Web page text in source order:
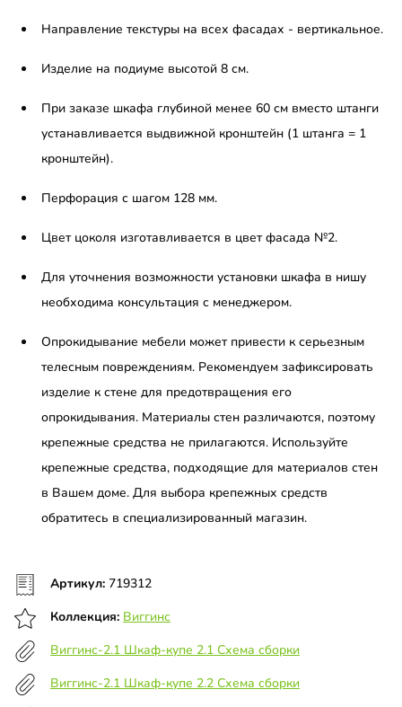
Направление текстуры на всех фасадах - вертикальное.
Изделие на подиуме высотой 8 см.
При заказе шкафа глубиной менее 60 см вместо штанги
устанавливается выдвижной кронштейн (1 штанга = 1
кронштейн).
Перфорация с шагом 128 мм.
Цвет цоколя изготавливается в цвет фасада №2.
Для уточнения возможности установки шкафа в нишу
необходима консультация с менеджером.
Опрокидывание мебели может привести к серьезным
телесным повреждениям. Рекомендуем зафиксировать
изделие к стене для предотвращения его
опрокидывания. Материалы стен различаются, поэтому
крепежные средства не прилагаются. Используйте
крепежные средства, подходящие для материалов стен
в Вашем доме. Для выбора крепежных средств
обратитесь в специализированный магазин.
Артикул: 719312
Коллекция: Виггинс
Виггинс-2.1 Шкаф-купе 2.1 Схема сборки
Виггинс-2.1 Шкаф-купе 2.2 Схема сборки